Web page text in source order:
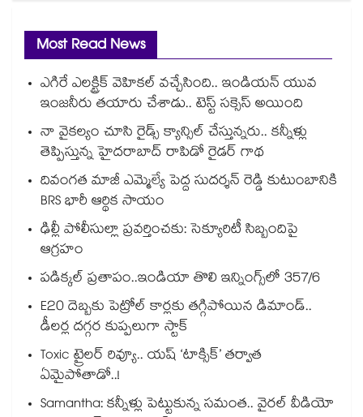
Most Read News
ఎగిరే ఎలక్ట్రిక్ వెహికల్ వచ్చేసింది.. ఇండియన్ యువ
ఇంజనీరు తయారు చేశాడు.. టెస్ట్ సక్సెస్ అయింది
నా వైకల్యం చూసి రైడ్స్ క్యాన్సిల్ చేస్తున్నరు.. కన్నీళ్లు
తెప్పిస్తున్న హైదరాబాద్ రాపిడో రైడర్ గాథ
దివంగత మాజీ ఎమ్మెల్యే పెద్ద సుదర్శన్ రెడ్డి కుటుంబానికి
BRS భారీ ఆర్థిక సాయం
ఢిల్లీ పోలీసుల్లా ప్రవర్తించకు: సెక్యూరిటీ సిబ్బందిపై
ఆగ్రహం
పడిక్కల్‌‌ ప్రతాపం..ఇండియా తొలి ఇన్నింగ్స్‌‌లో 357/6
E20 దెబ్బకు పెట్రోల్ కార్లకు తగ్గిపోయిన డిమాండ్..
డీలర్ల దగ్గర కుప్పలుగా స్టాక్
Toxic ట్రైలర్ రివ్యూ.. యష్ ‘టాక్సిక్’ తర్వాత
ఏమైపోతాడో..!
Samantha: కన్నీళ్లు పెట్టుకున్న సమంత.. వైరల్ వీడియో